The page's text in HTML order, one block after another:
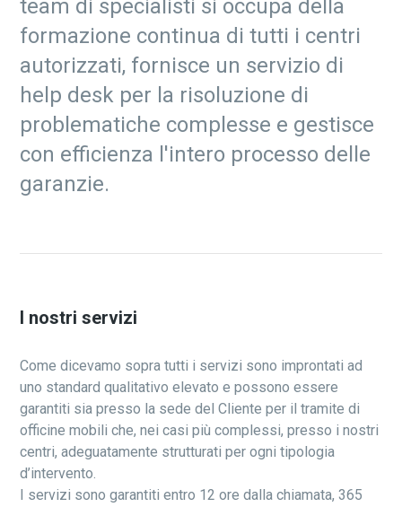
team di specialisti si occupa della
formazione continua di tutti i centri
autorizzati, fornisce un servizio di
help desk per la risoluzione di
problematiche complesse e gestisce
con efficienza l'intero processo delle
garanzie.
I nostri servizi
Come dicevamo sopra tutti i servizi sono improntati ad
uno standard qualitativo elevato e possono essere
garantiti sia presso la sede del Cliente per il tramite di
officine mobili che, nei casi più complessi, presso i nostri
centri, adeguatamente strutturati per ogni tipologia
d’intervento.
I servizi sono garantiti entro 12 ore dalla chiamata, 365